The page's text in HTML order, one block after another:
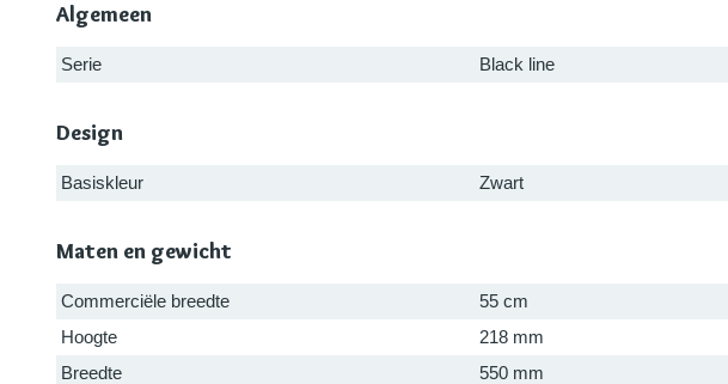
Algemeen
Serie Black line
Design
Basiskleur Zwart
Maten en gewicht
Commerciële breedte
55 cm
Hoogte
218 mm
Breedte
550 mm